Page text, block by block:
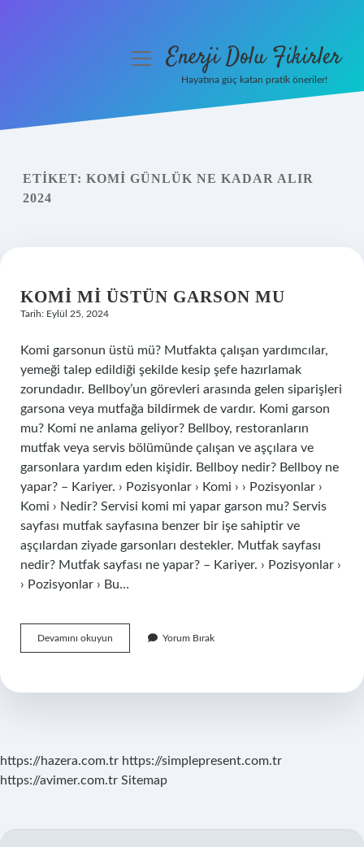
Yasal Uyarı
menüyüEnerji Dolu Fikirler
Hayatına güç katan pratik öneriler!
ETIKET: KOMI GÜNLÜK NE KADAR ALIR
2024
KOMI MI ÜSTÜN GARSON MU
Tarih: Eylül 25, 2024
Komi garsonun üstü mü? Mutfakta çalışan yardımcılar,
yemeği talep edildiği şekilde kesip şefe hazırlamak
zorundadır. Bellboy’un görevleri arasında gelen siparişleri
garsona veya mutfağa bildirmek de vardır. Komi garson
mu? Komi ne anlama geliyor? Bellboy, restoranların
mutfak veya servis bölümünde çalışan ve aşçılara ve
garsonlara yardım eden kişidir. Bellboy nedir? Bellboy ne
yapar? – Kariyer. › Pozisyonlar › Komi › › Pozisyonlar ›
Komi › Nedir? Servisi komi mi yapar garson mu? Servis
sayfası mutfak sayfasına benzer bir işe sahiptir ve
aşçılardan ziyade garsonları destekler. Mutfak sayfası
nedir? Mutfak sayfası ne yapar? – Kariyer. › Pozisyonlar ›
› Pozisyonlar › Bu…
Devamını okuyun
Mi
Mu
Yorum Bırak
https://hazera.com.tr https://simplepresent.com.tr
https://avimer.com.tr Sitemap